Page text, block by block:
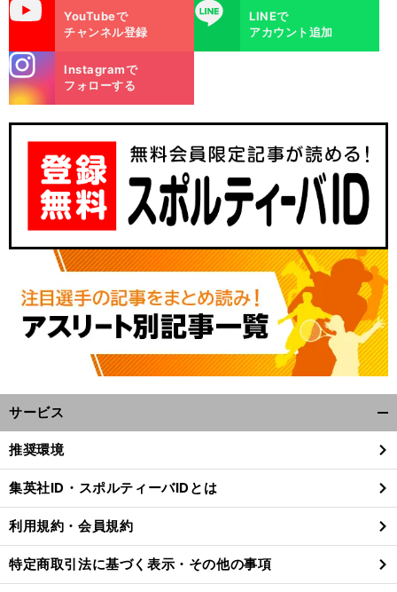
YouTubeで
チャンネル登録
LINE
LINEで
アカウント追加
m
Instagramで
フォローする
サービス
閉
る
推奨環境
集英社ID・スポルティーバIDとは
利用規約・会員規約
特定商取引法に基づく表示・その他の事項